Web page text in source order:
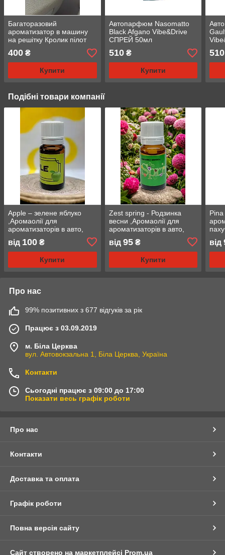
Багаторазовий
ароматизатор в машину
на решітку Кролик пілот
машину PILOT RABBIT
CONY
400 ₴
Купити
Автопарфюм Nasomatto
Black Afgano Vibe&Drive
СПРЕЙ 50мл
510₴
Купити
510
Подібні товари компанії
Apple – зелене яблуко
,Аромаолії для
ароматизаторів в авто,
від 100 ₴
Купити
Zest spring - Родзинка
весни ,Аромаолії для
ароматизаторів в авто,
від 95₴
Купити
від
Про нас
99% позитивних з 677 відгуків за рік
Працює з 03.09.2019
м. Біла Церква
вул. Автовокзальна 1, Біла Церква, Україна
Контакти
Сьогодні працює з 09:00 до 17:00
Показати весь графік роботи
Про нас
Контакти
Доставка та оплата
Графік роботи
Повна версія сайту
Сайт створено на маркетплейсі Prom.ua